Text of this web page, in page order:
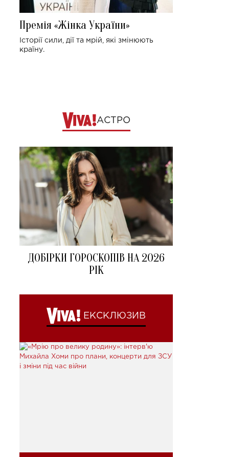
Премія «Жінка України»
Історії сили, дії та мрій, які змінюють
країну.
АСТРО
ДОБІРКИ ГОРОСКОПІВ НА 2026
РІК
ЕКСКЛЮЗИВ